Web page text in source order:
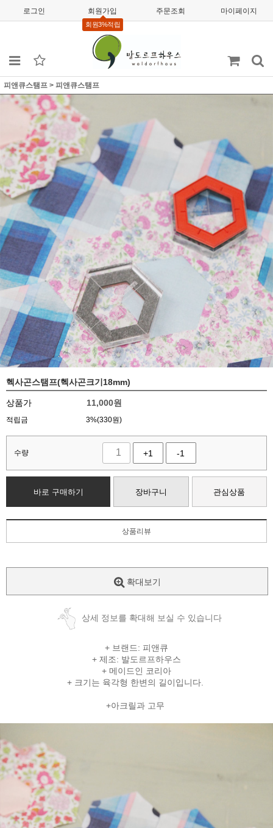
로그인 회원가입
회원3%적립
주문조회 마이페이지
피앤큐스탬프 > 피앤큐스탬프
헥사곤스탬프(헥사곤크기18mm)
상품가 11,000원
적립금 3%(330원)
수량 +1 -1
바로 구매하기 장바구니 관심상품
상품리뷰
확대보기
상세 정보를 확대해 보실 수 있습니다
+ 브랜드: 피앤큐
+ 제조: 발도르프하우스
+ 메이드인 코리아
+ 크기는 육각형 한변의 길이입니다.
+아크릴과 고무